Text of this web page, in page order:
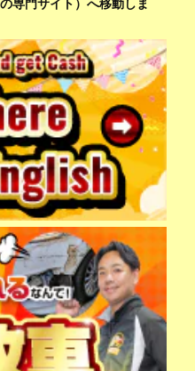
専門サイト）へ移動しま